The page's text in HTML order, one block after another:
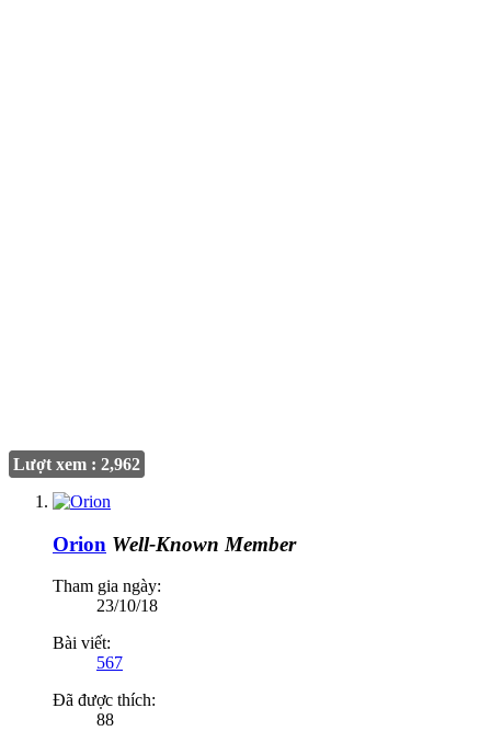
Lượt xem : 2,962
Orion Well-Known Member
Tham gia ngày:
23/10/18
Bài viết:
567
Đã được thích:
88